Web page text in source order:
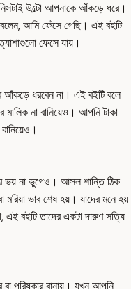
উল্টো আপনাকে আঁকড়ে ধরে।
আমি ফেঁসে গেছি। এই বইটি
ফেসে যায়।
আঁকড়ে ধরবেন না। এই বইটি বলে
না বানিয়েও। আপনি টাকা
ভয় না ভুগেও। আসল শান্তি ঠিক
ভাব শেষ হয়। যাদের মনে হয়
এই বইটি তাদের একটা দারুণ সত্যি
বা পরিষ্কার বানায়। যখন আপনি